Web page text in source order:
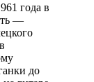
года в
—
до